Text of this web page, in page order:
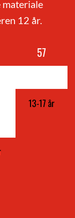
materiale
12 år.
58
13-17 år